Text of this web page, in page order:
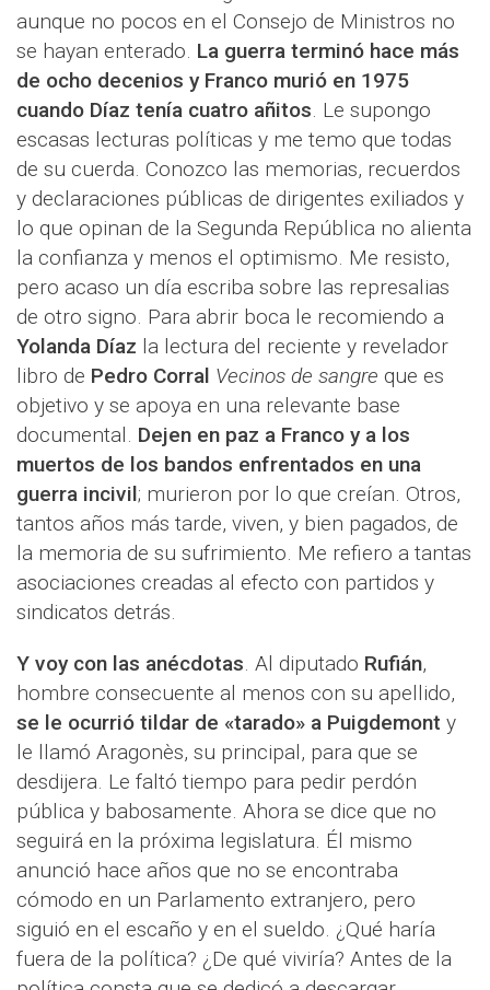
aunque no pocos en el Consejo de Ministros no
se hayan enterado. La guerra terminó hace más
de ocho decenios y Franco murió en 1975
cuando Díaz tenía cuatro añitos. Le supongo
escasas lecturas políticas y me temo que todas
de su cuerda. Conozco las memorias, recuerdos
y declaraciones públicas de dirigentes exiliados y
lo que opinan de la Segunda República no alienta
la confianza y menos el optimismo. Me resisto,
pero acaso un día escriba sobre las represalias
de otro signo. Para abrir boca le recomiendo a
Yolanda Díaz la lectura del reciente y revelador
libro de Pedro Corral Vecinos de sangre que es
objetivo y se apoya en una relevante base
documental. Dejen en paz a Franco y a los
muertos de los bandos enfrentados en una
guerra incivil; murieron por lo que creían. Otros,
tantos años más tarde, viven, y bien pagados, de
la memoria de su sufrimiento. Me refiero a tantas
asociaciones creadas al efecto con partidos y
sindicatos detrás.
Y voy con las anécdotas. Al diputado Rufián,
hombre consecuente al menos con su apellido,
se le ocurrió tildar de «tarado» a Puigdemont y
le llamó Aragonès, su principal, para que se
desdijera. Le faltó tiempo para pedir perdón
pública y babosamente. Ahora se dice que no
seguirá en la próxima legislatura. Él mismo
anunció hace años que no se encontraba
cómodo en un Parlamento extranjero, pero
siguió en el escaño y en el sueldo. ¿Qué haría
fuera de la política? ¿De qué viviría? Antes de la